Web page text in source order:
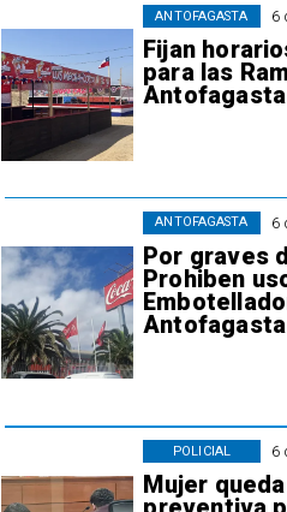
6
Fijan
para las
ANTOFAGASTA
6
Por graves
Prohiben
Antofagasta
ANTOFAGASTA
6
Mujer
POLICIAL